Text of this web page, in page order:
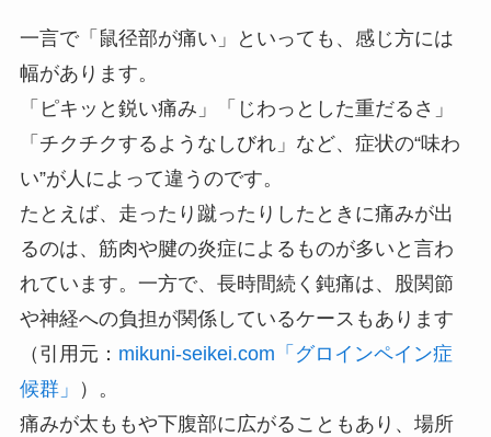
一言で「鼠径部が痛い」といっても、感じ方には
幅があります。
「ピキッと鋭い痛み」「じわっとした重だるさ」
「チクチクするようなしびれ」など、症状の“味わ
い”が人によって違うのです。
たとえば、走ったり蹴ったりしたときに痛みが出
るのは、筋肉や腱の炎症によるものが多いと言わ
れています。一方で、長時間続く鈍痛は、股関節
や神経への負担が関係しているケースもあります
（引用元： mikuni-seikei.com「グロインペイン症
候群」
）。
痛みが太ももや下腹部に広がることもあり、場所